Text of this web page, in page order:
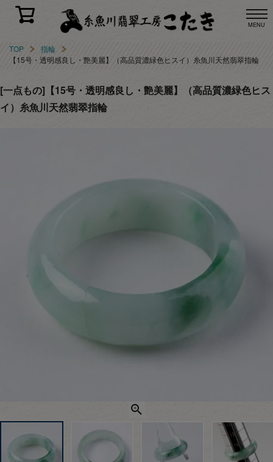
MENU
TOP
指輪
【15号・透明感良し・艶美麗】（高品質濃緑色ヒスイ）糸魚川天然翡翠指輪
[一点もの]【15号・透明感良し・艶美麗】（高品質濃緑色ヒス
イ）糸魚川天然翡翠指輪